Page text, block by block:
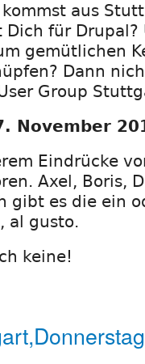
kommst aus
Dich für
gemütlichen
Dann
Group
November
Eindrücke
Axel, Boris,
gibt es die ein
al gusto.
keine!